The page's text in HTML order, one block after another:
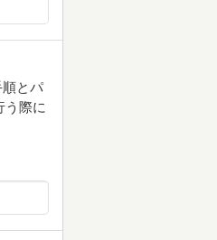
とパ
う際に